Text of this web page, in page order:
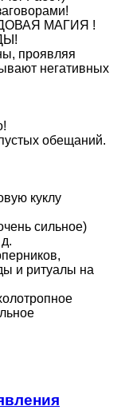
МАГИЯ !
проявляя
негативных
обещаний.
куклу
сильное)
и ритуалы на